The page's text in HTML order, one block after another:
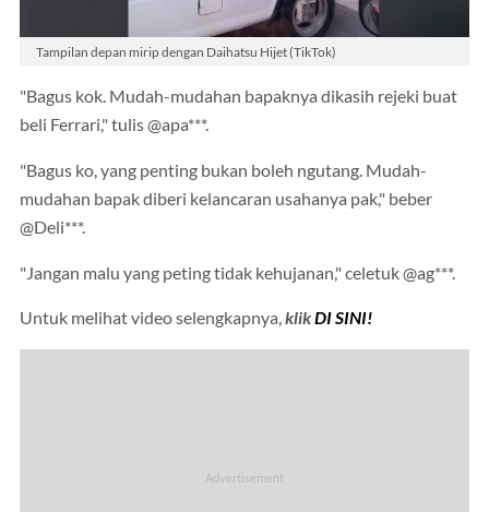
Tampilan depan mirip dengan Daihatsu Hijet (TikTok)
"Bagus kok. Mudah-mudahan bapaknya dikasih rejeki buat
beli Ferrari," tulis @apa***.
"Bagus ko, yang penting bukan boleh ngutang. Mudah-
mudahan bapak diberi kelancaran usahanya pak," beber
@Deli***.
"Jangan malu yang peting tidak kehujanan," celetuk @ag***.
Untuk melihat video selengkapnya,klikDI SINI!